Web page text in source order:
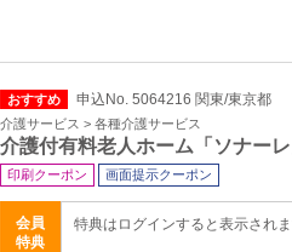
おすすめ 申込No. 5064216 関東/東京都
介護サービス > 各種介護サービス
介護付有料老人ホーム「ソナー
印刷クーポン 画面提示クーポン
会員
特典
特典はログインすると表示され